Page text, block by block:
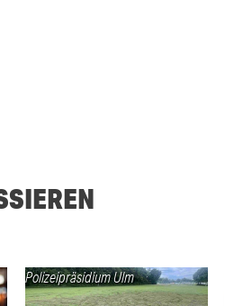
Polizeipräsidium Ulm